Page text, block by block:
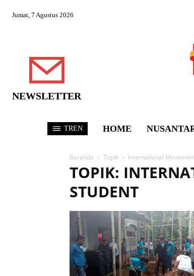
Jumat, 7 Agustus 2026
NEWSLETTER
TREN HOME
Beranda Topik International
TOPIK:
STUDENT